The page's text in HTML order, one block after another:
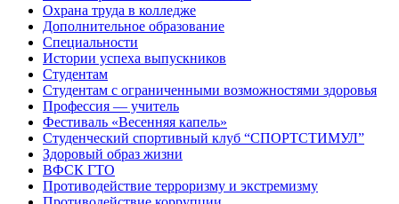
Охрана труда в колледже
Дополнительное образование
Специальности
Истории успеха выпускников
Студентам
Студентам с ограниченными возможностями здоровья
Профессия — учитель
Фестиваль «Весенняя капель»
Студенческий спортивный клуб “СПОРТСТИМУЛ”
Здоровый образ жизни
ВФСК ГТО
Противодействие терроризму и экстремизму